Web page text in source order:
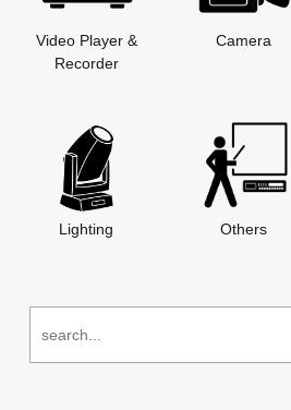
Video Player &
Recorder
Camera
Lighting Others